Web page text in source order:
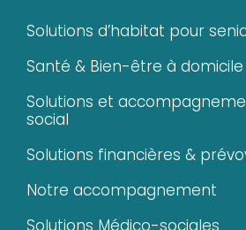
Solutions d’habitat pour
Santé & Bien-être à domicile
Solutions et
social
Solutions financières &
Notre accompagnement
Solutions Médico-sociales